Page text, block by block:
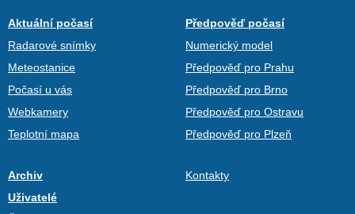
Aktuální počasí
Radarové snímky
Meteostanice
Počasí u vás
Webkamery
Teplotní mapa
Předpověď počasí
Numerický model
Předpověď pro Prahu
Předpověď pro Brno
Předpověď pro Ostravu
Předpověď pro Plzeň
Archiv
Uživatelé
Kontakty